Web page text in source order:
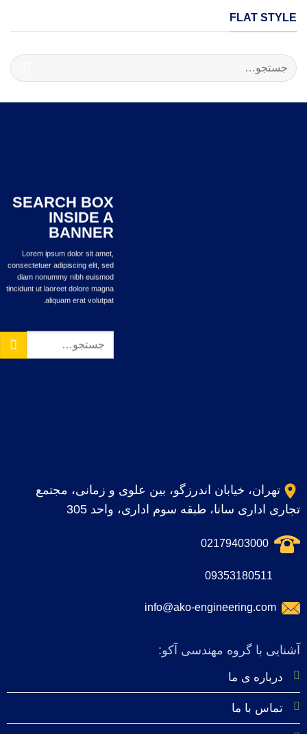
FLAT STYLE
جستجو
برای:
SEARCH BOX
INSIDE A
BANNER
Lorem ipsum dolor sit amet,
consectetuer adipiscing elit, sed
diam nonummy nibh euismod
tincidunt ut laoreet dolore magna
aliquam erat volutpat.
تهران، خیابان اندرزگو، بین علوی و زمانی، مجتمع
تجاری اداری سانا، طبقه سوم اداری، واحد 305
02179403000
info@ako-engineering.com
آشنایی با گروه مهندسی آکو:
درباره‌ ی ما
تماس با ما